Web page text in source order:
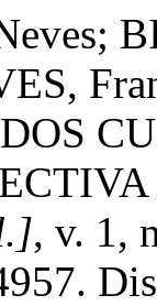
, v. 1,